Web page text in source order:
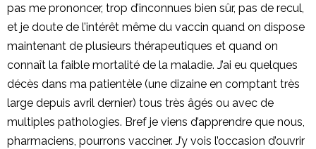
pas me prononcer, trop d’inconnues bien sûr, pas de recul,
et je doute de l’intérêt même du vaccin quand on dispose
maintenant de plusieurs thérapeutiques et quand on
connaît la faible mortalité de la maladie. J’ai eu quelques
décès dans ma patientèle (une dizaine en comptant très
large depuis avril dernier) tous très âgés ou avec de
multiples pathologies. Bref je viens d’apprendre que nous,
pharmaciens, pourrons vacciner. J’y vois l’occasion d’ouvrir